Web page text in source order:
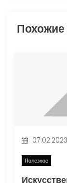
и
а
п
и
Похожие
07.02.2023
Полезное